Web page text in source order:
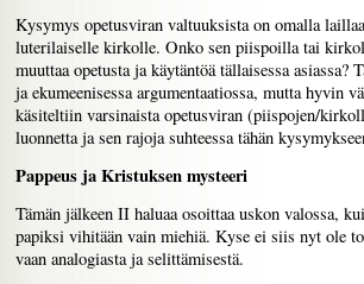
Kysymys opetusviran valtuuksista on omalla
luterilaiselle kirkolle. Onko sen piispoilla tai
muuttaa opetusta ja käytäntöä tällaisessa asiassa?
ja ekumeenisessa argumentaatiossa, mutta hyvin
käsiteltiin varsinaista opetusviran (piispojen/
luonnetta ja sen rajoja suhteessa tähän
Pappeus ja Kristuksen mysteeri
Tämän jälkeen II haluaa osoittaa uskon valossa,
papiksi vihitään vain miehiä. Kyse ei siis nyt ole
vaan analogiasta ja selittämisestä.